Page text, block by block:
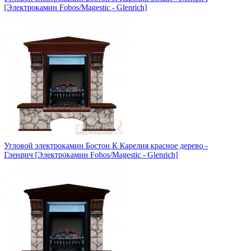
[Электрокамин Fobos/Magestic - Glenrich]
Угловой электрокамин Бостон К Карелия красное дерево -
Гленрич [Электрокамин Fobos/Magestic - Glenrich]